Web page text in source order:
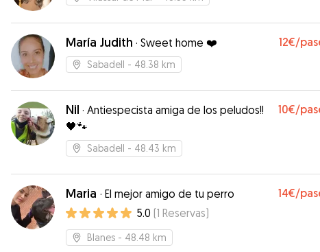
María Judith · Sweet home ❤️ 12€/
Sabadell - 48.38 km
Nil · Antiespecista amiga de los peludos!!
🖤🐾
10€/
Sabadell - 48.43 km
Maria · El mejor amigo de tu perro 14€/
5.0 (1 Reservas)
Blanes - 48.48 km